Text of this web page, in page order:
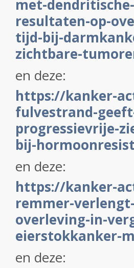
met-
resultaten-op-
tijd-bij-
zichtbare-
en deze:
https://kanker-
fulvestrand-
progressievrije-
bij-
en deze:
https://kanker-
remmer-
overleving-in-
eierstokkanker-
en deze: